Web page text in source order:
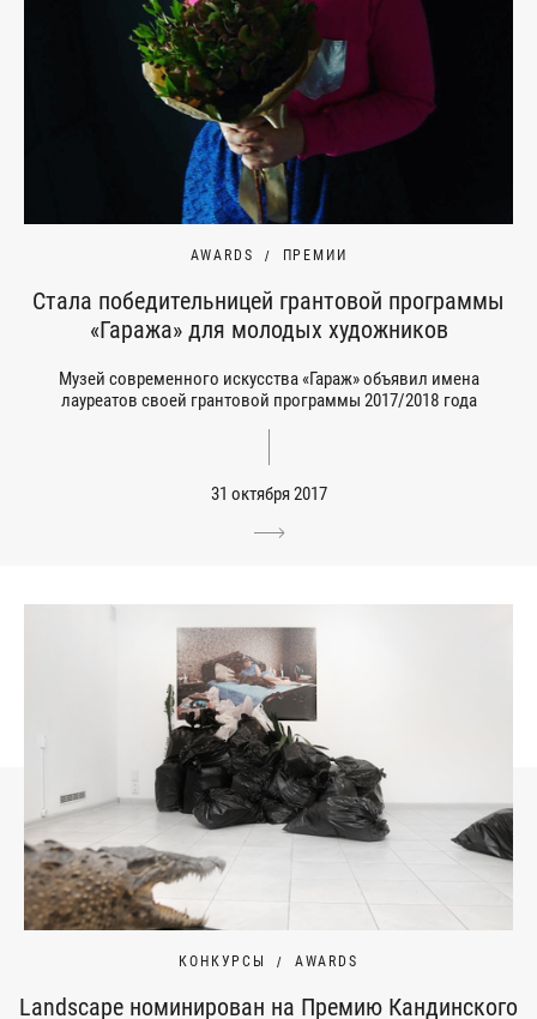
AWARDS ПРЕМИИ
Стала победительницей грантовой программы
«Гаража» для молодых художников
Музей современного искусства «Гараж» объявил имена
лауреатов своей грантовой программы 2017/2018 года
31 октября 2017
КОНКУРСЫ AWARDS
Landscape номинирован на Премию Кандинского